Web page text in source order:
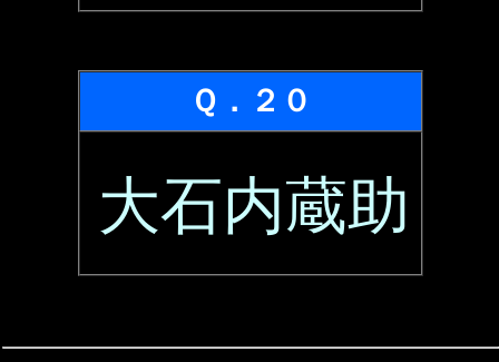
Ｑ．２０
大石内蔵助